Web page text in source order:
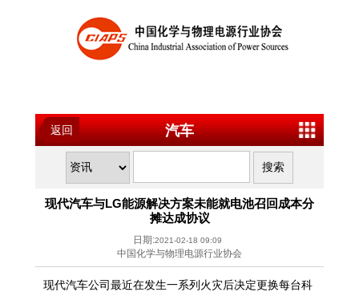
返回 汽车
现代汽车与LG能源解决方案未能就电池召回成本分
摊达成协议
日期:2021-02-18 09:09
中国化学与物理电源行业协会
现代汽车公司最近在发生一系列火灾后决定更换每台科